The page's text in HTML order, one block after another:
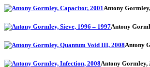
Antony Gormley,
Antony
Antony
Antony Gormley,